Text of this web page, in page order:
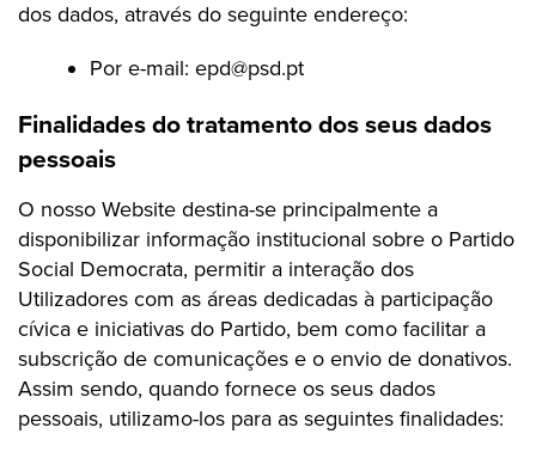
dos dados, através do seguinte endereço:
Por e-mail: epd@psd.pt
Finalidades do tratamento dos seus dados
pessoais
O nosso Website destina-se principalmente a
disponibilizar informação institucional sobre o Partido
Social Democrata, permitir a interação dos
Utilizadores com as áreas dedicadas à participação
cívica e iniciativas do Partido, bem como facilitar a
subscrição de comunicações e o envio de donativos.
Assim sendo, quando fornece os seus dados
pessoais, utilizamo-los para as seguintes finalidades: